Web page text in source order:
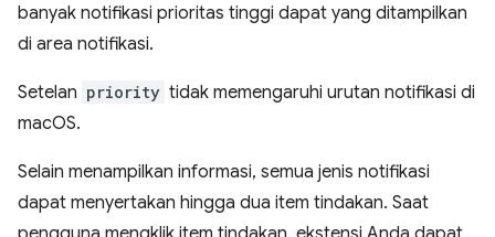
banyak notifikasi prioritas tinggi dapat yang ditampilkan
di area notifikasi.
Setelan priority tidak memengaruhi urutan notifikasi di
macOS.
Selain menampilkan informasi, semua jenis notifikasi
dapat menyertakan hingga dua item tindakan. Saat